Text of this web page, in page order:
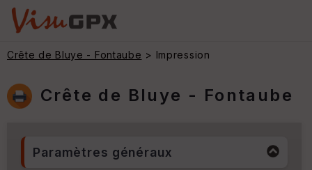
Crête de Bluye - Fontaube > Impression
Crête de Bluye - Fontaube
Paramètres généraux